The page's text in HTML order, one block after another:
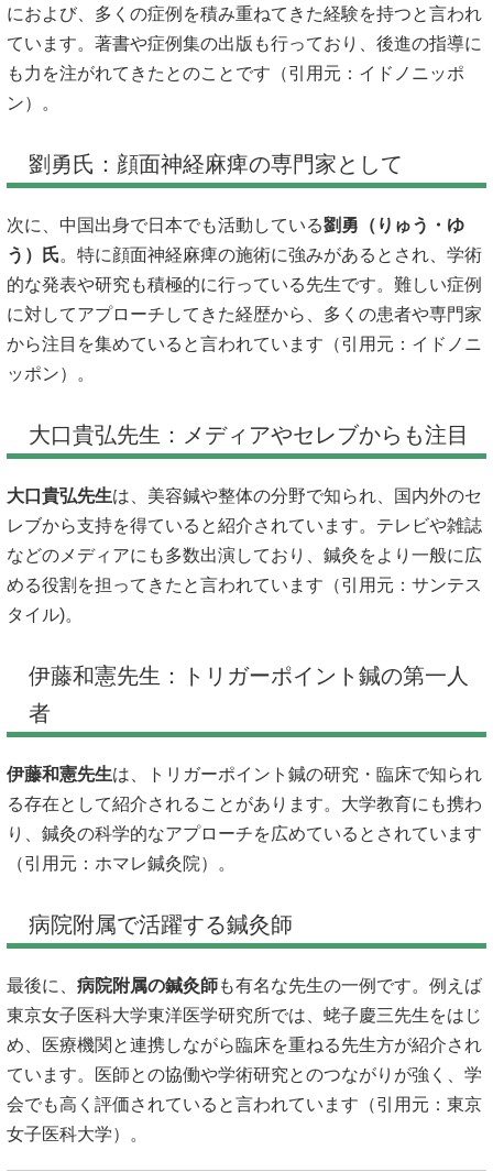
におよび、多くの症例を積み重ねてきた経験を持つと言われ
ています。著書や症例集の出版も行っており、後進の指導に
も力を注がれてきたとのことです（引用元： イドノニッポ
ン）。
劉勇氏：顔面神経麻痺の専門家として
次に、中国出身で日本でも活動している劉勇（りゅう・ゆ
う）氏。特に顔面神経麻痺の施術に強みがあるとされ、学術
的な発表や研究も積極的に行っている先生です。難しい症例
に対してアプローチしてきた経歴から、多くの患者や専門家
から注目を集めていると言われています（引用元： イドノニ
ッポン）。
大口貴弘先生：メディアやセレブからも注目
大口貴弘先生は、美容鍼や整体の分野で知られ、国内外のセ
レブから支持を得ていると紹介されています。テレビや雑誌
などのメディアにも多数出演しており、鍼灸をより一般に広
める役割を担ってきたと言われています（引用元： サンテス
タイル)。
伊藤和憲先生：トリガーポイント鍼の第一人
者
伊藤和憲先生は、トリガーポイント鍼の研究・臨床で知られ
る存在として紹介されることがあります。大学教育にも携わ
り、鍼灸の科学的なアプローチを広めているとされています
（引用元： ホマレ鍼灸院）。
病院附属で活躍する鍼灸師
最後に、 病院附属の鍼灸師も有名な先生の一例です。例えば
東京女子医科大学東洋医学研究所では、蛯子慶三先生をはじ
め、医療機関と連携しながら臨床を重ねる先生方が紹介され
ています。医師との協働や学術研究とのつながりが強く、学
会でも高く評価されていると言われています（引用元： 東京
女子医科大学）。